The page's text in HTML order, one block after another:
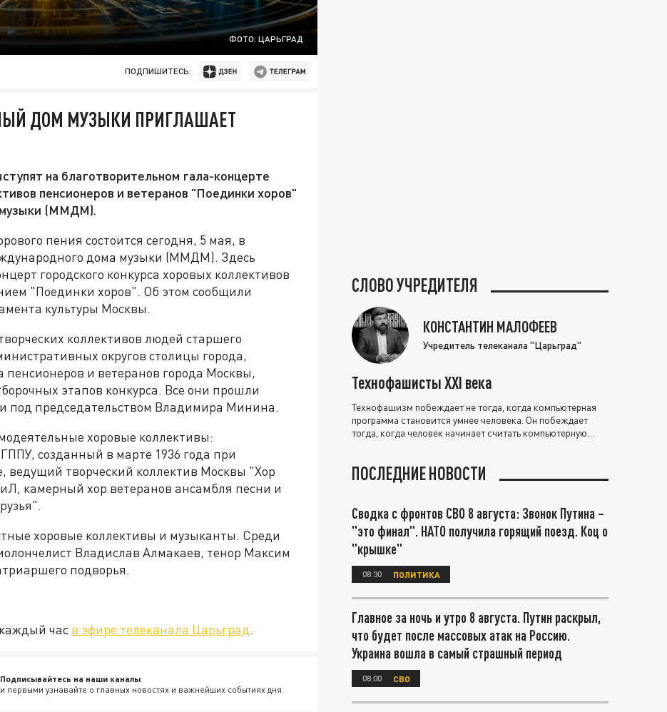
ФОТО: ЦАРЬГРАД
ПОДПИШИТЕСЬ:
ДОМ МУЗЫКИ ПРИГЛАШАЕТ
на благотворительном гала-концерте
пенсионеров и ветеранов "Поединки хоров"
музыки (ММДМ).
пения состоится сегодня, 5 мая, в
дома музыки (ММДМ). Здесь
городского конкурса хоровых коллективов
"Поединки хоров". Об этом сообщили
культуры Москвы.
коллективов людей старшего
округов столицы города,
пенсионеров и ветеранов города Москвы,
этапов конкурса. Все они прошли
под председательством Владимира Минина.
хоровые коллективы:
созданный в марте 1936 года при
ведущий творческий коллектив Москвы "Хор
камерный хор ветеранов ансамбля песни и
хоровые коллективы и музыканты. Среди
Владислав Алмакаев, тенор Максим
подворья.
час в эфире телеканала Царьград.
Подписывайтесь на наши каналы
и первыми узнавайте о главных новостях и важнейших событиях дня.
СЛОВО УЧРЕДИТЕЛЯ
КОНСТАНТИН МАЛОФЕЕВ
Учредитель телеканала "Царьград"
Технофашисты XXI века
Технофашизм побеждает не тогда, когда компьютерная
программа становится умнее человека. Он побеждает
тогда, когда человек начинает считать компьютерную
ПОСЛЕДНИЕ НОВОСТИ
Сводка с фронтов СВО 8 августа: Звонок Путина –
"это финал". НАТО получила горящий поезд. Коц о
"крышке"
08:30 ПОЛИТИКА
Главное за ночь и утро 8 августа. Путин раскрыл,
что будет после массовых атак на Россию.
Украина вошла в самый страшный период
08:00 СВО